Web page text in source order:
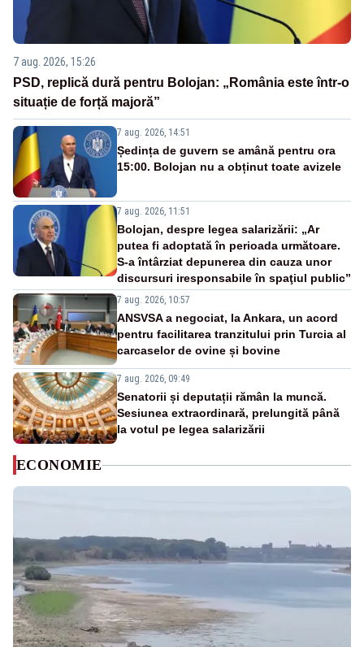
7 aug. 2026, 15:26
PSD, replică dură pentru Bolojan: „România este într-o
situație de forță majoră”
7 aug. 2026, 14:51
Ședința de guvern se amână pentru ora
15:00. Bolojan nu a obținut toate avizele
7 aug. 2026, 11:51
Bolojan, despre legea salarizării: „Ar
putea fi adoptată în perioada următoare.
S-a întârziat depunerea din cauza unor
discursuri iresponsabile în spaţiul public”
7 aug. 2026, 10:57
ANSVSA a negociat, la Ankara, un acord
pentru facilitarea tranzitului prin Turcia al
carcaselor de ovine și bovine
7 aug. 2026, 09:49
Senatorii și deputații rămân la muncă.
Sesiunea extraordinară, prelungită până
la votul pe legea salarizării
ECONOMIE